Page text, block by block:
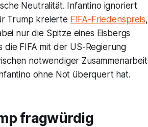
Neutralität. Infantino ignoriert
Trump kreierte FIFA-Friedenspreis,
nur die Spitze eines Eisbergs
FIFA mit der US-Regierung
notwendiger Zusammenarbeit
ohne Not überquert hat.
fragwürdig